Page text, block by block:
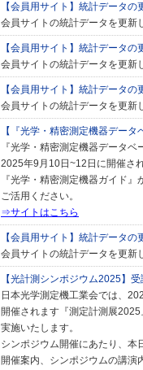
【会員用サイト】統計データの
会員サイトの統計データを更新
【会員用サイト】統計データの
会員サイトの統計データを更新
【会員用サイト】統計データの
会員サイトの統計データを更新
【『光学・精密測定機器データ
『光学・精密測定機器データベ
2025年9月10日~12日に開催さ
『光学・精密測定機器ガイド』
ご活用ください。
⇒サイトはこちら
【会員用サイト】統計データの
会員サイトの統計データを更新
【光計測シンポジウム2025】
日本光学測定機工業会では、
開催されます『測定計測展
実施いたします。
シンポジウム開催にあたり、本
開催案内、シンポジウムの講演